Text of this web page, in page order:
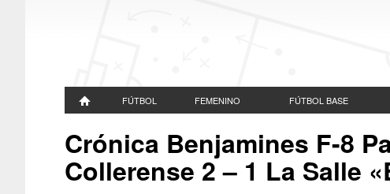
FÚTBOL FEMENINO FÚTBOL BASE
Crónica Benjamines F-8
Collerense 2 – 1 La Salle